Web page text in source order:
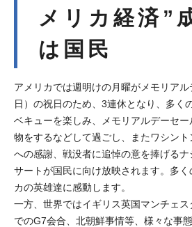
メリカ経済”
は国民
アメリカでは週明けの月曜がメモリア
日）の祝日のため、3連休となり、多く
ベキューを楽しみ、メモリアルデーセ
物をするなどして過ごし、またワシン
への感謝、戦没者に追悼の意を捧げる
サートが国民に向け放映されます。多
カの英雄達に感動します。
一方、世界ではイギリス英国マンチェ
でのG7会合、北朝鮮事情等、様々な事